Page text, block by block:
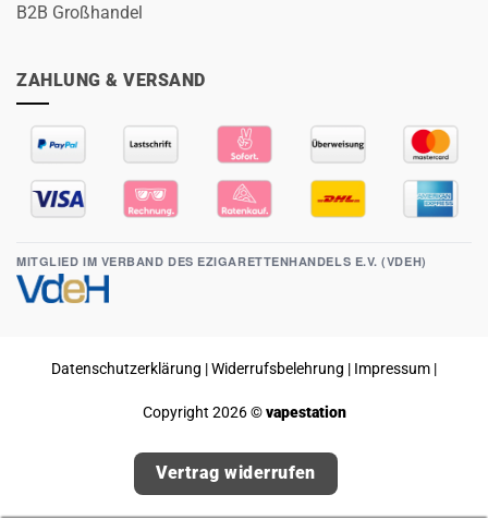
B2B Großhandel
ZAHLUNG & VERSAND
MITGLIED IM VERBAND DES EZIGARETTENHANDELS E.V. (VDEH)
Datenschutzerklärung |Widerrufsbelehrung | Impressum |
Copyright 2026 ©vapestation
Vertrag widerrufen